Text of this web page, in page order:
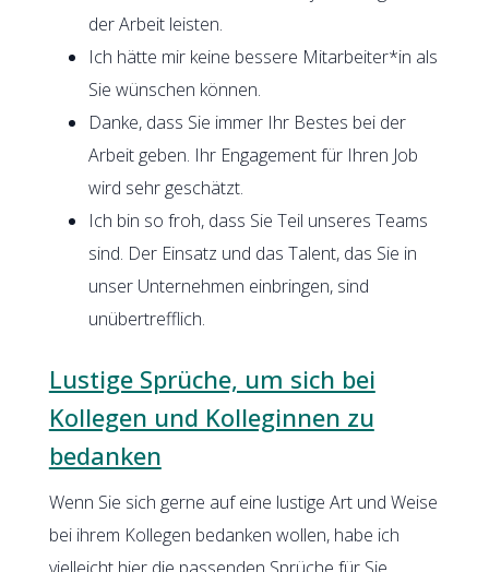
der Arbeit leisten.
Ich hätte mir keine bessere Mitarbeiter*in als
Sie wünschen können.
Danke, dass Sie immer Ihr Bestes bei der
Arbeit geben. Ihr Engagement für Ihren Job
wird sehr geschätzt.
Ich bin so froh, dass Sie Teil unseres Teams
sind. Der Einsatz und das Talent, das Sie in
unser Unternehmen einbringen, sind
unübertrefflich.
Lustige Sprüche, um sich bei
Kollegen und Kolleginnen zu
bedanken
Wenn Sie sich gerne auf eine lustige Art und Weise
bei ihrem Kollegen bedanken wollen, habe ich